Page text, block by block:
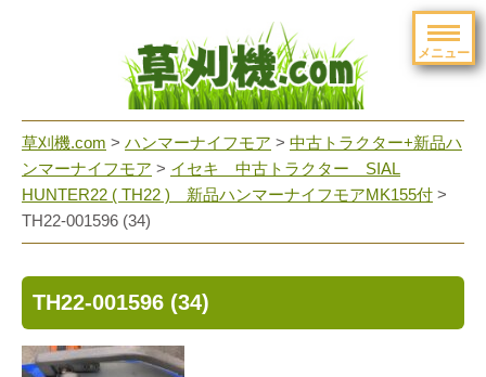
メニュー
草刈機.com > ハンマーナイフモア > 中古トラクター+新品ハ
ンマーナイフモア > イセキ 中古トラクター SIAL
HUNTER22 ( TH22 ) 新品ハンマーナイフモアMK155付 >
TH22-001596 (34)
TH22-001596 (34)